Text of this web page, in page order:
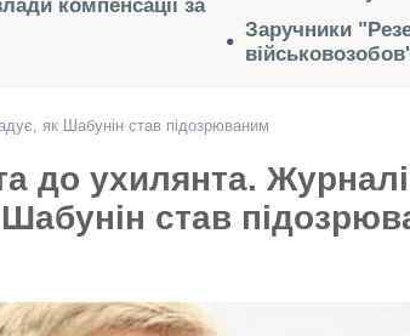
компенсації за
Заручники
як Шабунін став підозрюваним
до ухилянта.
Шабунін став